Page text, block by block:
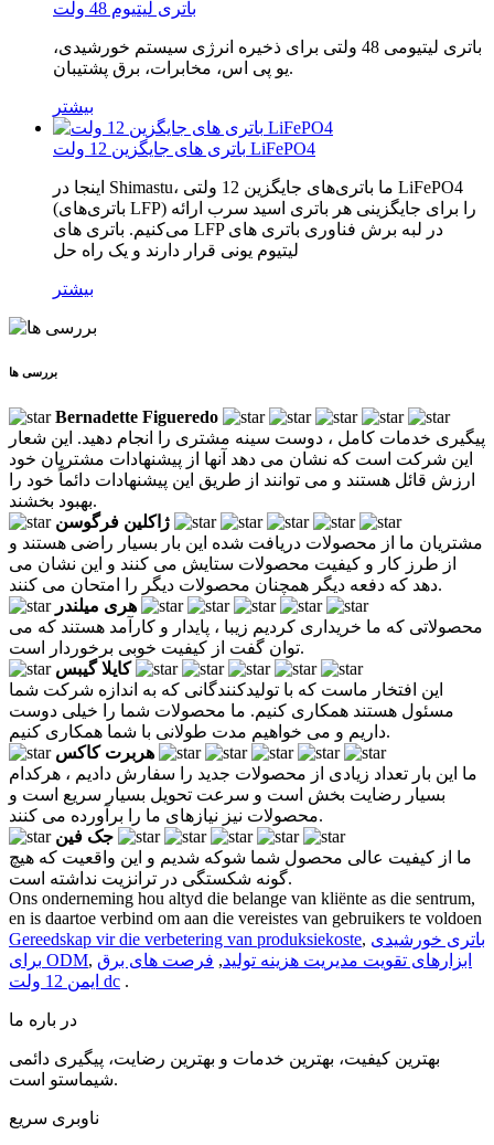
باتری لیتیوم 48 ولت
باتری لیتیومی 48 ولتی برای ذخیره انرژی سیستم خورشیدی،
یو پی اس، مخابرات، برق پشتیبان.
بیشتر
باتری های جایگزین 12 ولت LiFePO4
اینجا در Shimastu، ما باتری‌های جایگزین 12 ولتی LiFePO4
(باتری‌های LFP) را برای جایگزینی هر باتری اسید سرب ارائه
می‌کنیم. باتری های LFP در لبه برش فناوری باتری های
لیتیوم یونی قرار دارند و یک راه حل
بیشتر
بررسی ها
Bernadette Figueredo
پیگیری خدمات کامل ، دوست سینه مشتری را انجام دهید. این شعار
این شرکت است که نشان می دهد آنها از پیشنهادات مشتریان خود
ارزش قائل هستند و می توانند از طریق این پیشنهادات دائماً خود را
بهبود بخشند.
ژاکلین فرگوسن
مشتریان ما از محصولات دریافت شده این بار بسیار راضی هستند و
از طرز کار و کیفیت محصولات ستایش می کنند و این نشان می
دهد که دفعه دیگر همچنان محصولات دیگر را امتحان می کنند.
هری میلندر
محصولاتی که ما خریداری کردیم زیبا ، پایدار و کارآمد هستند که می
توان گفت از کیفیت خوبی برخوردار است.
کایلا گیبس
این افتخار ماست که با تولیدکنندگانی که به اندازه شرکت شما
مسئول هستند همکاری کنیم. ما محصولات شما را خیلی دوست
داریم و می خواهیم مدت طولانی با شما همکاری کنیم.
هربرت کاکس
ما این بار تعداد زیادی از محصولات جدید را سفارش دادیم ، هرکدام
بسیار رضایت بخش است و سرعت تحویل بسیار سریع است و
محصولات نیز نیازهای ما را برآورده می کنند.
جک فین
ما از کیفیت عالی محصول شما شوکه شدیم و این واقعیت که هیچ
گونه شکستگی در ترانزیت نداشته است.
Ons onderneming hou altyd die belange van kliënte as die sentrum,
en is daartoe verbind om aan die vereistes van gebruikers te voldoen
Gereedskap vir die verbetering van produksiekoste, باتری خورشیدی
برای ODM, ابزارهای تقویت مدیریت هزینه تولید, فرصت های برق
ایمن 12 ولت dc .
در باره ما
بهترین کیفیت، بهترین خدمات و بهترین رضایت، پیگیری دائمی
شیماستو است.
ناوبری سریع